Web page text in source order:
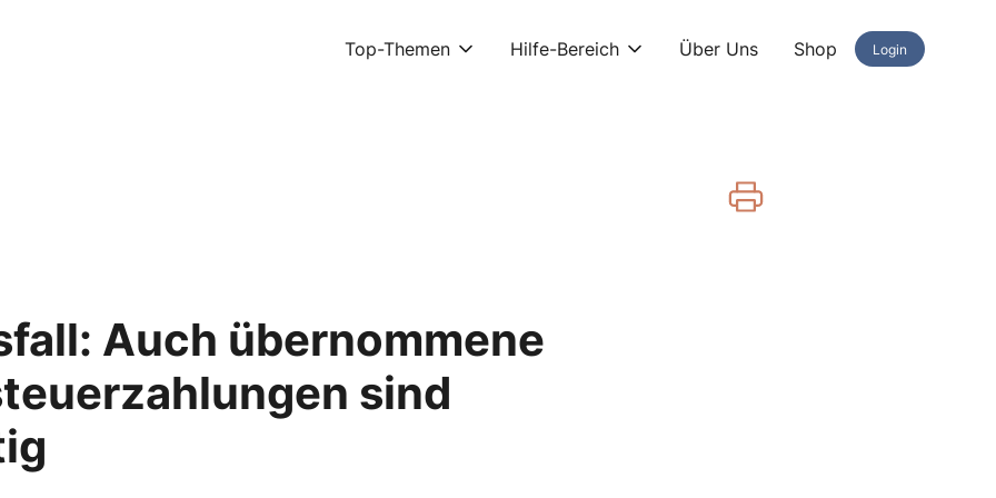
Top-Themen Hilfe-Bereich Über Uns Shop Login
Auch übernommene
sind